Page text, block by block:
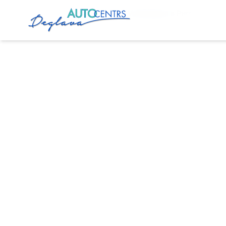
Главная Услуги Ремонт Volkswagen в Риге